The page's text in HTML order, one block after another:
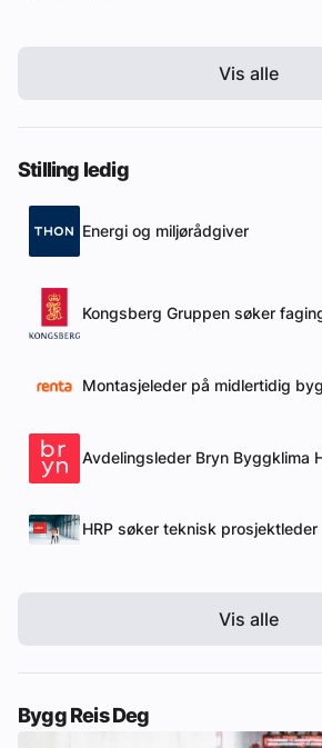
Vis alle
Stilling ledig
Energi og miljørådgiver
Kongsberg Gruppen søker
Montasjeleder på midlertidig
Avdelingsleder Bryn Byggklima
HRP søker teknisk prosjektleder
Vis alle
Bygg Reis Deg